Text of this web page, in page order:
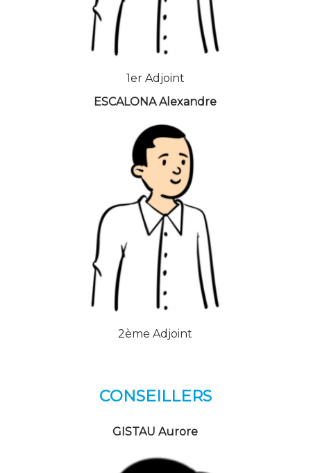
1er Adjoint
ESCALONA Alexandre
2ème Adjoint
CONSEILLERS
GISTAU Aurore